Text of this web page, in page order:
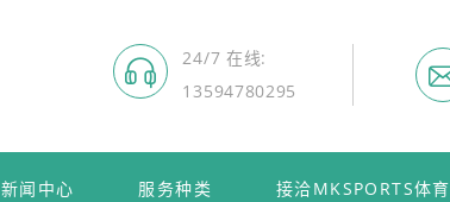
24/7 在线
13594780295
新闻中心 服务种类 接洽MKSPORTS体育